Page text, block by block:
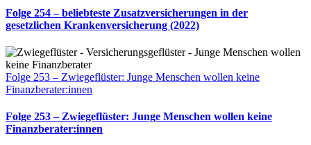
Folge 254 – beliebteste Zusatzversicherungen in der
gesetzlichen Krankenversicherung (2022)
Folge 253 – Zwiegeflüster: Junge Menschen wollen keine
Finanzberater:innen
Folge 253 – Zwiegeflüster: Junge Menschen wollen keine
Finanzberater:innen